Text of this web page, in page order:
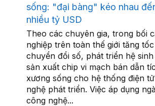
sống: "đại bàng" kéo nhau
nhiều tỷ USD
Theo các chuyên gia, trong bối
nghiệp trên toàn thế giới tăng
chuyển đổi số, phát triển hệ
sản xuất chip vi mạch bán dẫn
xương sống cho hệ thống điện
nghệ phát triển. Việc áp dụng
công nghệ...